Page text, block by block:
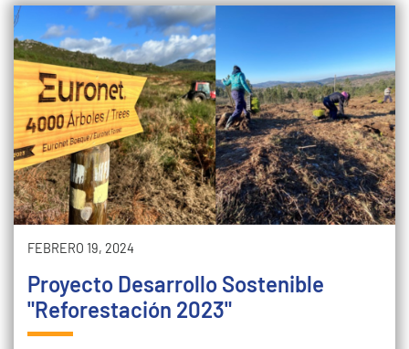
FEBRERO 19, 2024
Proyecto Desarrollo Sostenible
"Reforestación 2023"